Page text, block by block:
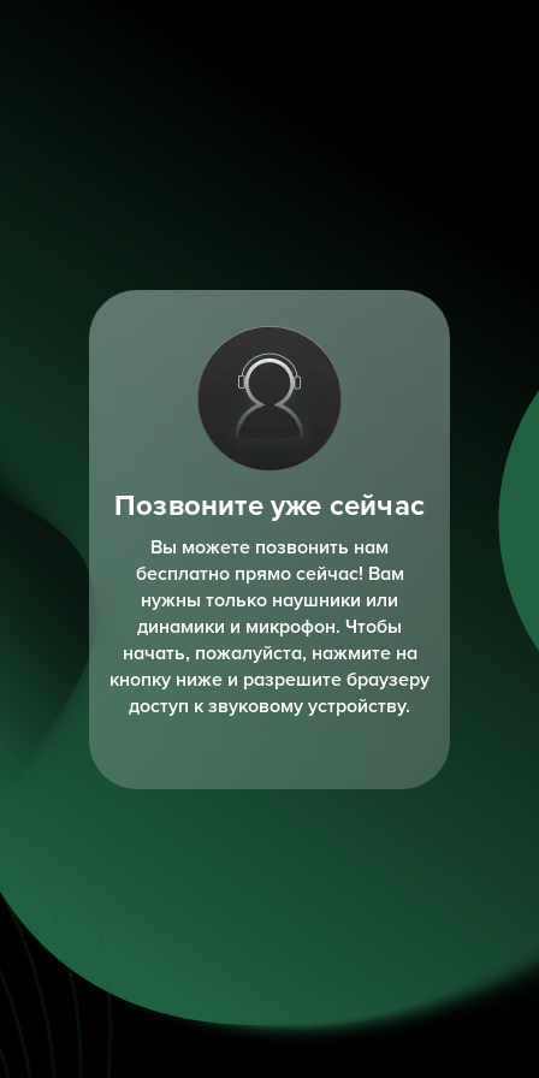
Позвоните уже сейчас
Вы можете позвонить нам
бесплатно прямо сейчас! Вам
нужны только наушники или
динамики и микрофон. Чтобы
начать, пожалуйста, нажмите на
кнопку ниже и разрешите браузеру
доступ к звуковому устройству.